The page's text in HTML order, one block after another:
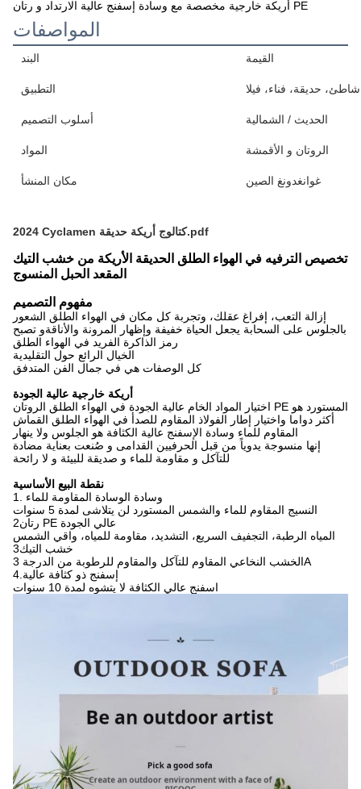
أريكة خارجية مخصصة مع وسادة إسفنج عالية الارتداد و رتان PE
المواصفات
البند القيمة
التطبيق حديقة، فناء، فيلا
أسلوب التصميم الحديث / الشمالية
المواد الروتان و الأقمشة
مكان المنشأ غوانغدونغ الصين
2024 Cyclamen كتالوج أريكة حديقة.pdf
تخصيص الترفيه في الهواء الطلق الحديقة الأريكة من خشب التيك
المقعد الحبل المنسوج
مفهوم التصميم
إزالة التعب، إفراغ عقلك، وتجربة كل مكان في الهواء الطلق الشعور
بالجلوس على السحابة يجعل الحياة خفيفة وإظهار المرونة والأناقةو تصبح
رمز الذاكرة الفريد في الهواء الطلق
الخيال الرائع حول التقليدية
كل الوصفات هي في جمال الفن المتدفق
أريكة خارجية عالية الجودة
اختيار المواد الخام عالية الجودة في الهواء الطلق الروتان PE المستورد هو
أكثر دواما واختيار إطار الفولاذ المقاوم للصدأ في الهواء الطلق القماش
المقاوم للماء وسادة الإسفنج عالية الكثافة هو الجلوس ولا ينهار
إنها منسوجة يدوياً من قبل الحرفيين القدامى و صُنعت بعناية مضادة
للتآكل و مقاومة للماء و صديقة للبيئة و لا رائحة
نقطة البيع الأساسية
1. وسادة الوسادة المقاومة للماء
النسيج المقاوم للماء والشمس المستورد لن يتلاشى لمدة 5 سنوات
2رتان PE عالي الجودة
المياه الرطبة، التجفيف السريع، التشديد، مقاومة للمياه، واقي الشمس
3خشب التيك
الخشب النخاعي المقاوم للتآكل والمقاوم للرطوبة من الدرجة 3A
4.إسفنج ذو كثافة عالية
اسفنج عالي الكثافة لا يتشوه لمدة 10 سنوات